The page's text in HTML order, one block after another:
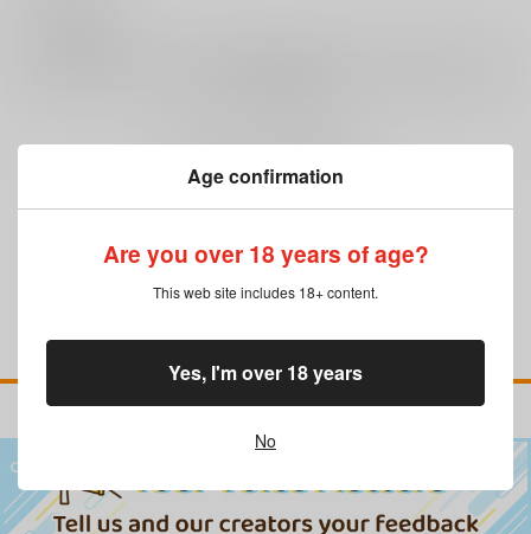
Age confirmation
Are you over 18 years of age?
This web site includes 18+ content.
No
Yes, I'm over 18 years